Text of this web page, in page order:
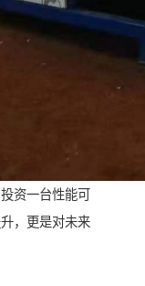
资一台性能可
，更是对未来